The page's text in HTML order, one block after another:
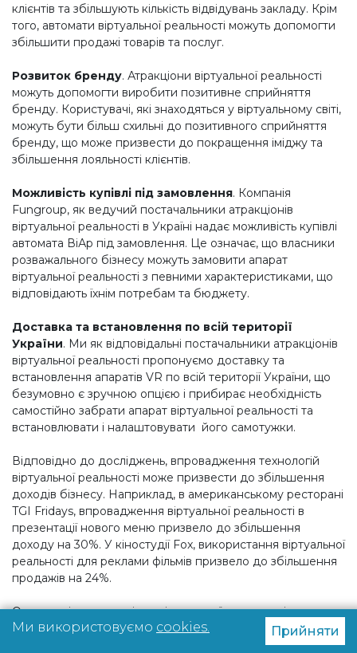
клієнтів та збільшують кількість відвідувань закладу. Крім
того, автомати віртуальної реальності можуть допомогти
збільшити продажі товарів та послуг.
Розвиток бренду. Атракціони віртуальної реальності
можуть допомогти виробити позитивне сприйняття
бренду. Користувачі, які знаходяться у віртуальному світі,
можуть бути більш схильні до позитивного сприйняття
бренду, що може призвести до покращення іміджу та
збільшення лояльності клієнтів.
Можливість купівлі під замовлення. Компанія
Fungroup, як ведучий постачальники атракціонів
віртуальної реальності в Україні надає можливість купівлі
автомата ВіАр під замовлення. Це означає, що власники
розважального бізнесу можуть замовити апарат
віртуальної реальності з певними характеристиками, що
відповідають їхнім потребам та бюджету.
Доставка та встановлення по всій території
України. Ми як відповідальні постачальники атракціонів
віртуальної реальності пропонуємо доставку та
встановлення апаратів VR по всій території України, що
безумовно є зручною опцією і прибирає необхідність
самостійно забрати апарат віртуальної реальності та
встановлювати і налаштовувати його самотужки.
Відповідно до досліджень, впровадження технологій
віртуальної реальності може призвести до збільшення
доходів бізнесу. Наприклад, в американському ресторані
TGI Fridays, впровадження віртуальної реальності в
презентації нового меню призвело до збільшення
доходу на 30%. У кіностудії Fox, використання віртуальної
реальності для реклами фільмів призвело до збільшення
продажів на 24%.
Отже, купівля атракціону віртуальної реальності може
бути вигідною інвестицією для ділових людей. Вона
може допомогти привернути нових клієнтів, збільшити
Ми використовуємо cookies. Прийняти